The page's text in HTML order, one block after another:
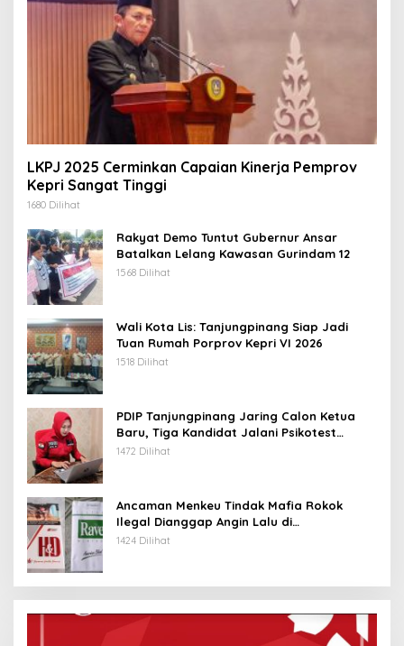
LKPJ 2025 Cerminkan Capaian Kinerja Pemprov
Kepri Sangat Tinggi
1680 Dilihat
Rakyat Demo Tuntut Gubernur Ansar
Batalkan Lelang Kawasan Gurindam 12
1568 Dilihat
Wali Kota Lis: Tanjungpinang Siap Jadi
Tuan Rumah Porprov Kepri VI 2026
1518 Dilihat
PDIP Tanjungpinang Jaring Calon Ketua
Baru, Tiga Kandidat Jalani Psikotest
Daring
1472 Dilihat
Ancaman Menkeu Tindak Mafia Rokok
Ilegal Dianggap Angin Lalu di
Tanjungpinang
1424 Dilihat